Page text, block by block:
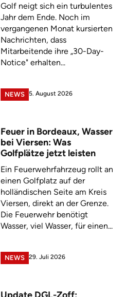
Golf neigt sich ein turbulentes
Jahr dem Ende. Noch im
vergangenen Monat kursierten
Nachrichten, dass
Mitarbeitende ihre „30-Day-
Notice" erhalten...
NEWS 5. August 2026
Feuer in Bordeaux, Wasser
bei Viersen: Was
Golfplätze jetzt leisten
Ein Feuerwehrfahrzeug rollt an
einen Golfplatz auf der
holländischen Seite am Kreis
Viersen, direkt an der Grenze.
Die Feuerwehr benötigt
Wasser, viel Wasser, für einen...
NEWS 29. Juli 2026
Update DGL-Zoff: